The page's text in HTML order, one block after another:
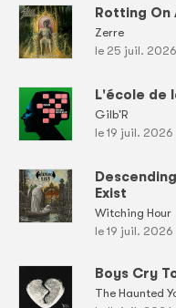
Rotting On
Zerre
le 25 juil. 2026
L'école de
Gilb'R
le 19 juil. 2026
Exist
Witching Hour
le 19 juil. 2026
Boys Cry
The Haunted